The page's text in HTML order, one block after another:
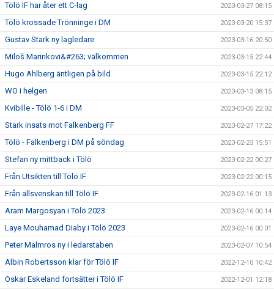
Tölö IF har åter ett C-lag 2023-03-27 08:15
Tölö krossade Trönninge i DM 2023-03-20 15:37
Gustav Stark ny lagledare 2023-03-16 20:50
Miloš Marinkovi&#263; välkommen 2023-03-15 22:44
Hugo Ahlberg äntligen på bild 2023-03-15 22:12
WO i helgen 2023-03-13 08:15
Kvibille - Tölö 1-6 i DM 2023-03-05 22:02
Stark insats mot Falkenberg FF 2023-02-27 17:22
Tölö - Falkenberg i DM på söndag 2023-02-23 15:51
Stefan ny mittback i Tölö 2023-02-22 00:27
Från Utsikten till Tölö IF 2023-02-22 00:15
Från allsvenskan till Tölö IF 2023-02-16 01:13
Aram Margosyan i Tölö 2023 2023-02-16 00:14
Laye Mouhamad Diaby i Tölö 2023 2023-02-16 00:01
Peter Malmros ny i ledarstaben 2023-02-07 10:54
Albin Robertsson klar för Tölö IF 2022-12-10 10:42
Oskar Eskeland fortsätter i Tölö IF 2022-12-01 12:18